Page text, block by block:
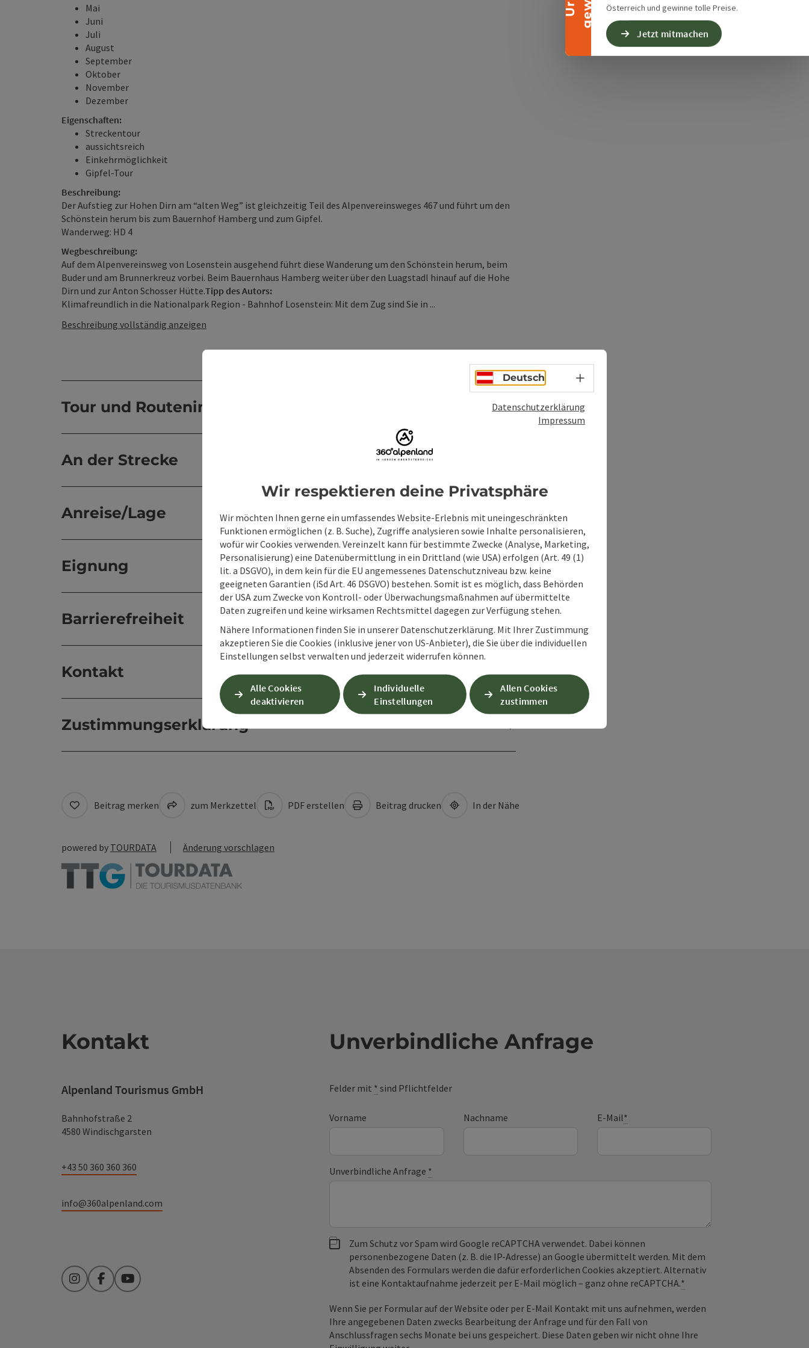
Österreich und gewinne tolle Preise.
Jetzt mitmachen
Mai
Juni
Juli
August
September
Oktober
November
Dezember
Eigenschaften:
Streckentour
aussichtsreich
Einkehrmöglichkeit
Gipfel-Tour
Beschreibung:
Der Aufstieg zur Hohen Dirn am “alten Weg” ist gleichzeitig Teil des Alpenvereinsweges 467 und führt um den
Schönstein herum bis zum Bauernhof Hamberg und zum Gipfel.
Wanderweg: HD 4
Wegbeschreibung:
Auf dem Alpenvereinsweg von Losenstein ausgehend führt diese Wanderung um den Schönstein herum, beim
Buder und am Brunnerkreuz vorbei. Beim Bauernhaus Hamberg weiter über den Luagstadl hinauf auf die Hohe
Dirn und zur Anton Schosser Hütte.Tipp des Autors:
Klimafreundlich in die Nationalpark Region - Bahnhof Losenstein: Mit dem Zug sind Sie in ...
Beschreibung vollständig anzeigen
Tour und Routeninformationen
An der Strecke
Anreise/Lage
Eignung
Barrierefreiheit
Kontakt
Zustimmungserklärung
Beitrag merken zum Merkzettel PDF erstellen Beitrag drucken In der Nähe
powered by TOURDATA Änderung vorschlagen
Kontakt
Alpenland Tourismus GmbH
Bahnhofstraße 2
4580 Windischgarsten
+43 50 360 360 360
info@360alpenland.com
InstagramFacebookYouTube
Unverbindliche Anfrage
Felder mit * sind Pflichtfelder
Vorname Nachname E-Mail*
Unverbindliche Anfrage *
Zum Schutz vor Spam wird Google reCAPTCHA verwendet. Dabei können
personenbezogene Daten (z. B. die IP-Adresse) an Google übermittelt werden. Mit dem
Absenden des Formulars werden die dafür erforderlichen Cookies akzeptiert. Alternativ
ist eine Kontaktaufnahme jederzeit per E-Mail möglich – ganz ohne reCAPTCHA.*
Wenn Sie per Formular auf der Website oder per E-Mail Kontakt mit uns aufnehmen, werden
Ihre angegebenen Daten zwecks Bearbeitung der Anfrage und für den Fall von
Anschlussfragen sechs Monate bei uns gespeichert. Diese Daten geben wir nicht ohne Ihre
Deutsch Sprachwahl - Menü öffnen
Datenschutzerklärung
Impressum
Wir respektieren deine Privatsphäre
Wir möchten Ihnen gerne ein umfassendes Website-Erlebnis mit uneingeschränkten
Funktionen ermöglichen (z. B. Suche), Zugriffe analysieren sowie Inhalte personalisieren,
wofür wir Cookies verwenden. Vereinzelt kann für bestimmte Zwecke (Analyse, Marketing,
Personalisierung) eine Datenübermittlung in ein Drittland (wie USA) erfolgen (Art. 49 (1)
lit. a DSGVO), in dem kein für die EU angemessenes Datenschutzniveau bzw. keine
geeigneten Garantien (iSd Art. 46 DSGVO) bestehen. Somit ist es möglich, dass Behörden
der USA zum Zwecke von Kontroll- oder Überwachungsmaßnahmen auf übermittelte
Daten zugreifen und keine wirksamen Rechtsmittel dagegen zur Verfügung stehen.
Nähere Informationen finden Sie in unserer Datenschutzerklärung. Mit Ihrer Zustimmung
akzeptieren Sie die Cookies (inklusive jener von US-Anbieter), die Sie über die individuellen
Einstellungen selbst verwalten und jederzeit widerrufen können.
Alle Cookies
deaktivieren
Individuelle
Einstellungen
Allen Cookies
zustimmen